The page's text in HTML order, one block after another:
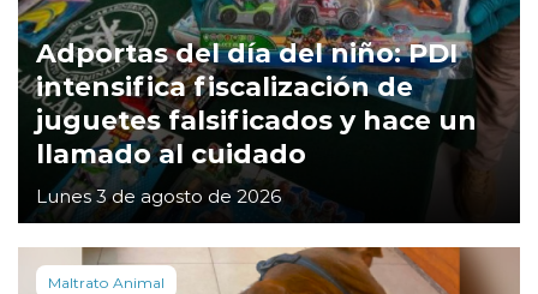
Adportas del día del niño: PDI
intensifica fiscalización de
juguetes falsificados y hace un
llamado al cuidado
Lunes 3 de agosto de 2026
Maltrato Animal